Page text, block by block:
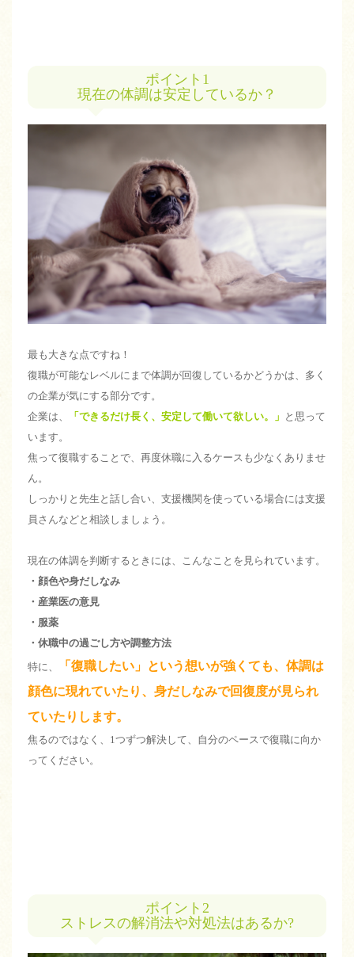
ポイント1
現在の体調は安定しているか？
最も大きな点ですね！
復職が可能なレベルにまで体調が回復しているかどうかは、多く
の企業が気にする部分です。
企業は、
「できるだけ長く、安定して働いて欲しい。」 と思って
います。
焦って復職することで、再度休職に入るケースも少なくありませ
ん。
しっかりと先生と話し合い、支援機関を使っている場合には支援
員さんなどと相談しましょう。
現在の体調を判断するときには、こんなことを見られています。
・顔色や身だしなみ
・産業医の意見
・服薬
・休職中の過ごし方や調整方法
特に、
「復職したい」という想いが強くても、体調は
顔色に現れていたり、身だしなみで回復度が見られ
ていたりします。
焦るのではなく、1つずつ解決して、自分のペースで復職に向か
ってください。
ポイント2
ストレスの解消法や対処法はあるか?